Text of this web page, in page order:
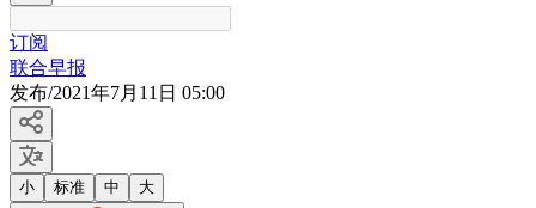
订阅
联合早报
发布/2021年7月11日 05:00
小 标准 中 大